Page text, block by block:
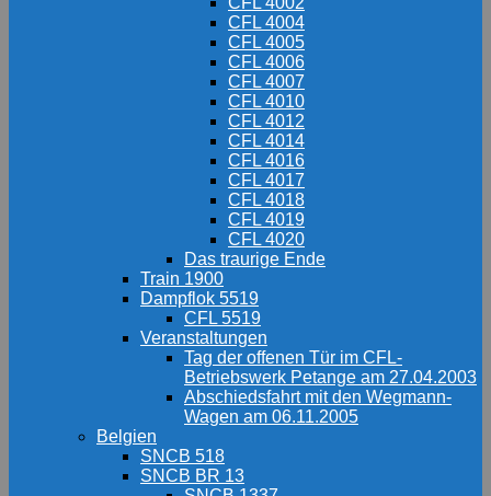
CFL 4004
CFL 4005
CFL 4006
CFL 4007
CFL 4010
CFL 4012
CFL 4014
CFL 4016
CFL 4017
CFL 4018
CFL 4019
CFL 4020
Das traurige Ende
Train 1900
Dampflok 5519
CFL 5519
Veranstaltungen
Tag der offenen Tür im CFL-
Betriebswerk Petange am 27.04.2003
Abschiedsfahrt mit den Wegmann-
Wagen am 06.11.2005
Belgien
SNCB 518
SNCB BR 13